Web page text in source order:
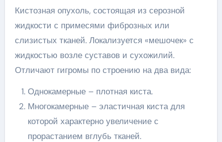
Кистозная опухоль, состоящая из серозной
жидкости с примесями фиброзных или
слизистых тканей. Локализуется «мешочек» с
жидкостью возле суставов и сухожилий.
Отличают гигромы по строению на два вида:
Однокамерные – плотная киста.
Многокамерные – эластичная киста для
которой характерно увеличение с
прорастанием вглубь тканей.